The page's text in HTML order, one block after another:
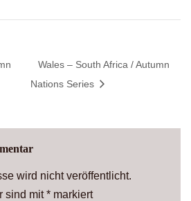
Wales – South Africa / Autumn
Nations Series
wird nicht veröffentlicht.
sind mit* markiert